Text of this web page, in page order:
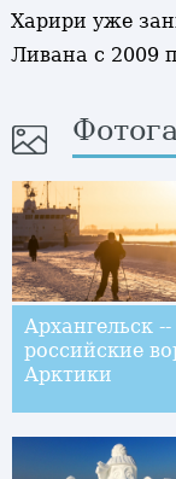
Харири уже
Ливана с 2009
Архангельск --
российские
Арктики